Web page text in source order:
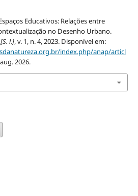
Educativos: Relações entre
no Desenho Urbano.
[S. l.], v. 1, n. 4, 2023. Disponível em:
index.php/anap/articl
2026.